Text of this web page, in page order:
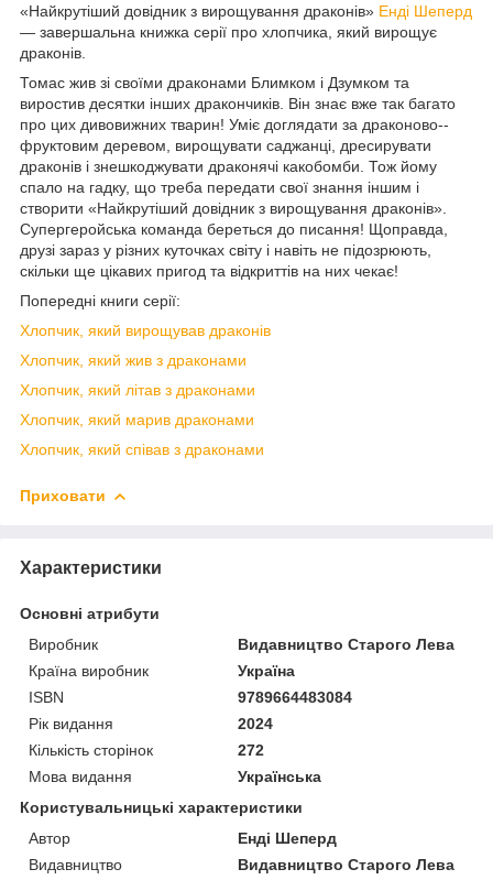
«Найкрутіший довідник з вирощування драконів» Енді Шеперд
— завершальна книжка серії про хлопчика, який вирощує
драконів.
Томас жив зі своїми драконами Блимком і Дзумком та
виростив десятки інших дракончиків. Він знає вже так багато
про цих дивовижних тварин! Уміє доглядати за драконово-­
фруктовим деревом, вирощувати саджанці, дресирувати
драконів і знешкоджувати драконячі какобомби. Тож йому
спало на гадку, що треба передати свої знання іншим і
створити «Найкрутіший довідник з вирощування драконів».
Супер­геройська команда береться до писання! Щоправда,
друзі зараз у різних куточках світу і навіть не підозрюють,
скільки ще цікавих пригод та відкриттів на них чекає!
Попередні книги серії:
Хлопчик, який вирощував драконів
Хлопчик, який жив з драконами
Хлопчик, який літав з драконами
Хлопчик, який марив драконами
Хлопчик, який співав з драконами
Приховати
Характеристики
Основні атрибути
Виробник
Видавництво Старого Лева
Країна виробник
Україна
ISBN
9789664483084
Рік видання
2024
Кількість сторінок
272
Мова видання
Українська
Користувальницькі характеристики
Автор
Енді Шеперд
Видавництво
Видавництво Старого Лева